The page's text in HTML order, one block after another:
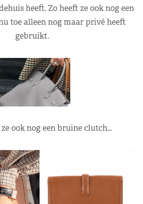
heeft. Zo heeft ze ook nog een
toe alleen nog maar privé heeft
gebruikt.
ook nog een bruine clutch…